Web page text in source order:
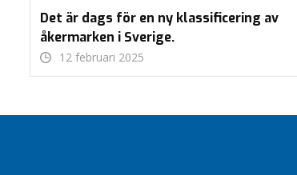
Det är dags för en ny klassificering av
åkermarken i Sverige.
12 februari 2025